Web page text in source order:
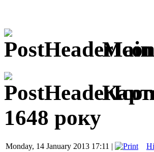
Main
1648 року
Monday, 14 January 2013 17:11 |